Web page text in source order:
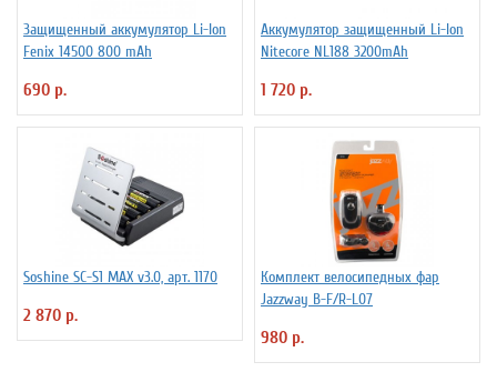
Защищенный аккумулятор Li-Ion
Fenix 14500 800 mAh
690 р.
Аккумулятор защищенный Li-Ion
Niteсore NL188 3200mAh
1 720 р.
Soshine SC-S1 MAX v3.0, арт. 1170
2 870 р.
Комплект велосипедных фар
Jazzway B-F/R-L07
980 р.